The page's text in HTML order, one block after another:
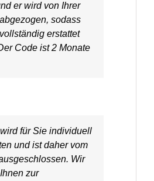
er wird von Ihrer
sodass
erstattet
Code ist 2 Monate
für Sie individuell
und ist daher vom
Wir
zur